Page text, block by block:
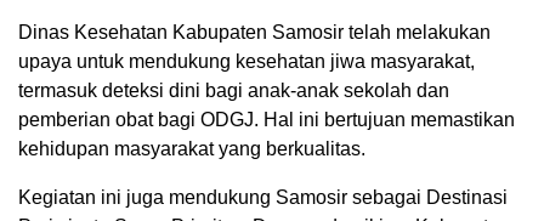
Dinas Kesehatan Kabupaten Samosir telah melakukan
upaya untuk mendukung kesehatan jiwa masyarakat,
termasuk deteksi dini bagi anak-anak sekolah dan
pemberian obat bagi ODGJ. Hal ini bertujuan memastikan
kehidupan masyarakat yang berkualitas.
Kegiatan ini juga mendukung Samosir sebagai Destinasi